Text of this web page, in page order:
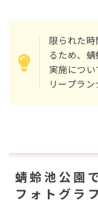
限られた
るため、
実施につ
リープラン
蜻蛉池公園
フォトグラ